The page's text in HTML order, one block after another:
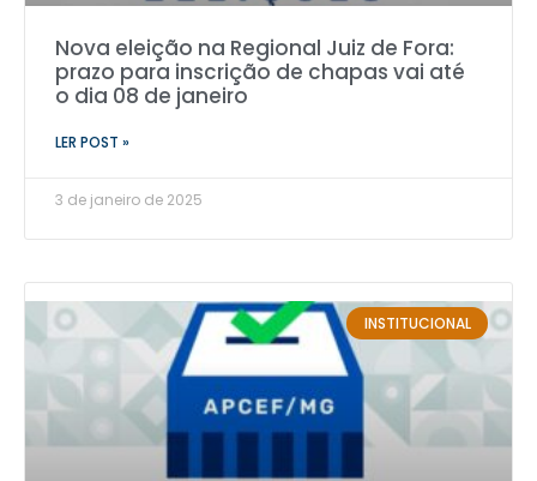
Nova eleição na Regional Juiz de Fora:
prazo para inscrição de chapas vai até
o dia 08 de janeiro
LER POST »
3 de janeiro de 2025
INSTITUCIONAL